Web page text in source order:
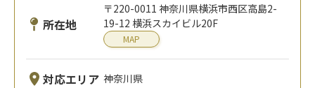
所在地
〒220-0011 神奈川県横浜市西区高島2-
19-12 横浜スカイビル20F
MAP
対応エリア 神奈川県